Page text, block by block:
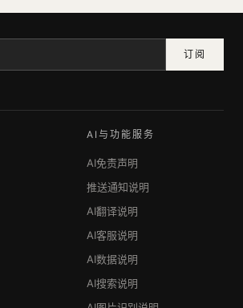
订阅
AI与功能服务
AI免责声明
推送通知说明
AI翻译说明
AI客服说明
AI数据说明
AI搜索说明